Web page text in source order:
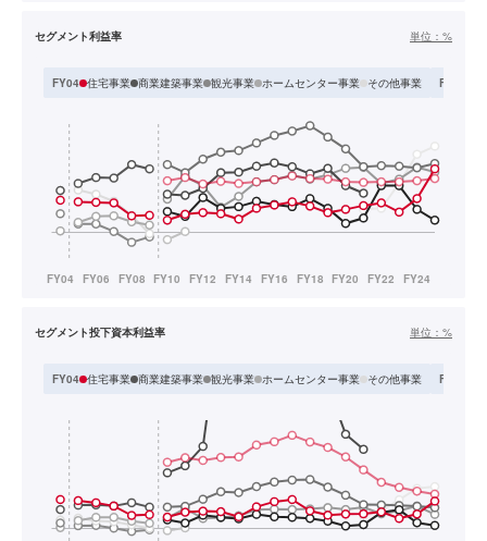
セグメント利益率 単位： %
FY04 住宅事業 商業建築事業 観光事業 ホームセンター事業 その他事業 FY05-
セグメント投下資本利益率 単位： %
FY04 住宅事業 商業建築事業 観光事業 ホームセンター事業 その他事業 FY05-